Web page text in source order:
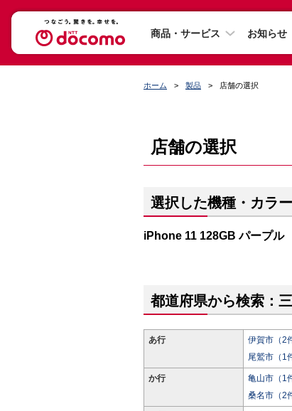
商品・サービス お知らせ
ホーム 製品 店舗の選択
店舗の選択
選択した機種・カラー
iPhone 11 128GB パープル
都道府県から検索：
あ行 伊賀市（2
尾鷲市（1
か行 亀山市（1
桑名市（2